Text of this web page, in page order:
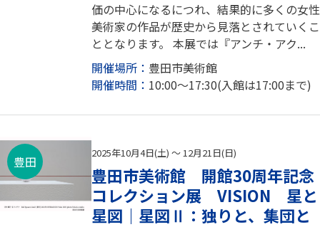
価の中心になるにつれ、結果的に多くの女性
美術家の作品が歴史から見落とされていくこ
ととなります。 本展では『アンチ・アク...
開催場所： 豊田市美術館
開催時間： 10:00～17:30(入館は17:00まで)
豊田
2025年10月4日(土) ～ 12月21日(日)
豊田市美術館 開館30周年記念
コレクション展 VISION 星と
星図｜星図Ⅱ：独りと、集団と